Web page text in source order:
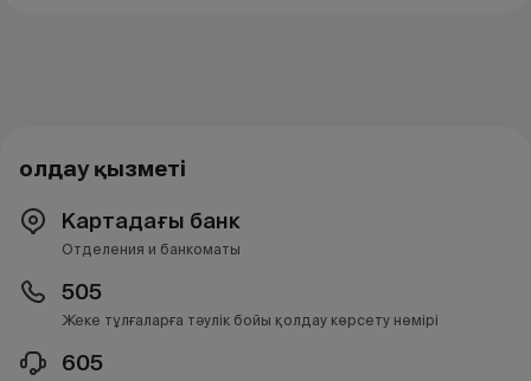
Қолдау қызметі
Картадағы банк
Отделения и банкоматы
505
Жеке тұлғаларға тәулік бойы қолдау көрсету нөмірі
605